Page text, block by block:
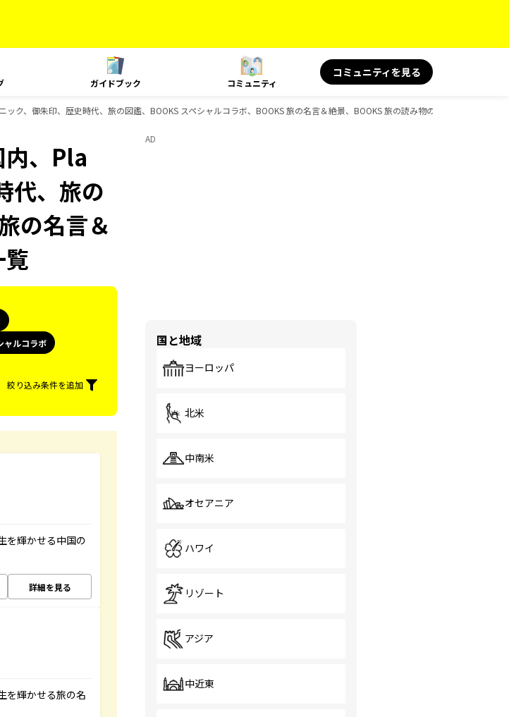
ガイドブック コミュニティ
コミュニティを見る
ク、御朱印、歴史時代、旅の図鑑、BOOKS スペシャルコラボ、BOOKS 旅の名言＆絶景、BOOKS 旅の読み物のガイドブック一覧
、Pla
代、旅の
の名言＆
ャルコラボ
絞り込み条件を追加
を輝かせる中国の
詳細を見る
を輝かせる旅の名
AD
国と地域
ヨーロッパ
北米
中南米
オセアニア
ハワイ
リゾート
アジア
中近東